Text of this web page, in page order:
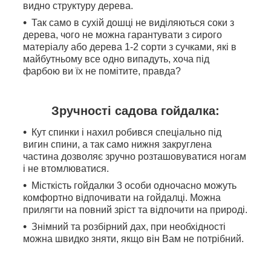
видно структуру дерева.
Так само в сухій дошці не виділяються соки з
дерева, чого не можна гарантувати з сирого
матеріалу або дерева 1-2 сорти з сучками, які в
майбутньому все одно випадуть, хоча під
фарбою ви їх не помітите, правда?
Зручності садова гойдалка:
Кут спинки і нахил робився спеціально під
вигин спини, а так само нижня закруглена
частина дозволяє зручно розташовуватися ногам
і не втомлюватися.
Місткість гойдалки 3 особи одночасно можуть
комфортно відпочивати на гойдалці. Можна
прилягти на повний зріст та відпочити на природі.
Знімний та розбірний дах, при необхідності
можна швидко зняти, якщо він Вам не потрібний.